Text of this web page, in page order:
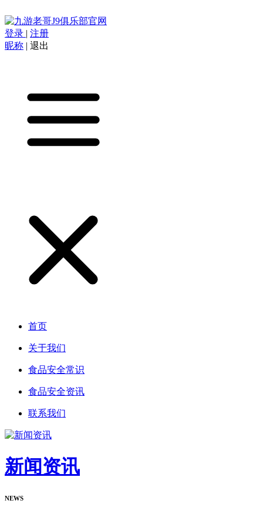
登录 | 注册
昵称 | 退出
首页
关于我们
食品安全常识
食品安全资讯
联系我们
新闻资讯
NEWS